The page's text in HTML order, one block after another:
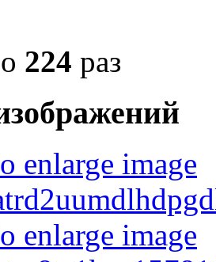
224 раз